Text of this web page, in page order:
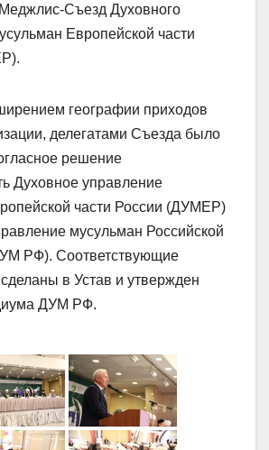
Съезд Духовного
Европейской части
географии приходов
делегатами Съезда было
решение
Духовное управление
части России (ДУМЕР)
мусульман Российской
РФ). Соответствующие
в Устав и утвержден
ДУМ РФ.